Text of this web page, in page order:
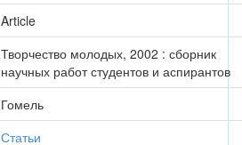
Article
Творчество молодых, 2002 : сборник
научных работ студентов и аспирантов
Гомель
Статьи